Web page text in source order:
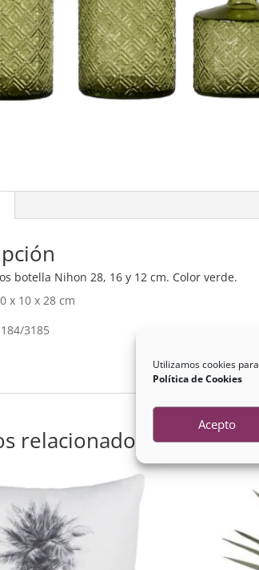
Utilizamos cookies
Política de Cookies
Acepto
botella Nihon 28, 16 y 12 cm. Color verde.
x 10 x 28 cm
3185
relacionados